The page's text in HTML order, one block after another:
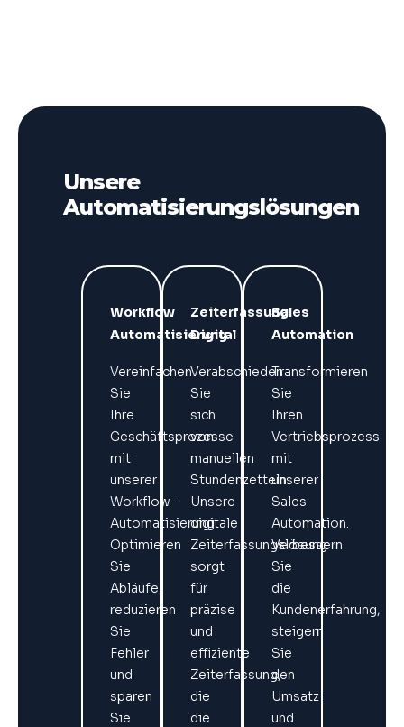
Unsere
Automatisierungslösungen
Workflow
Automatisierung
Vereinfachen
Sie
Ihre
Geschäftsprozesse
mit
unserer
Workflow-
Automatisierung.
Optimieren
Sie
Abläufe,
reduzieren
Sie
Fehler
und
sparen
Sie
Zeiterfassung
Digital
Verabschieden
Sie
sich
von
manuellen
Stundenzetteln.
Unsere
digitale
Zeiterfassungslösung
sorgt
für
präzise
und
effiziente
Zeiterfassung,
die
die
Sales
Automation
Transformieren
Sie
Ihren
Vertriebsprozess
mit
unserer
Sales
Automation.
Verbessern
Sie
die
Kundenerfahrung,
steigern
Sie
den
Umsatz
und